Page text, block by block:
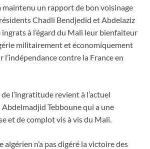
maintenu un rapport de bon voisinage
Chadli Bendjedid et Abdelaziz
à l’égard du Mali leur bienfaiteur
militairement et économiquement
l’indépendance contre la France en
l’ingratitude revient à l’actuel
Tebboune qui a une
et de complot vis à vis du Mali.
algérien n’a pas digéré la victoire des